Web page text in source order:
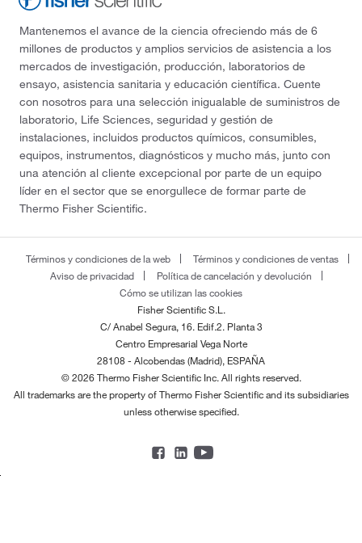
Mantenemos el avance de la ciencia ofreciendo más de 6
millones de productos y amplios servicios de asistencia a los
mercados de investigación, producción, laboratorios de
ensayo, asistencia sanitaria y educación científica. Cuente
con nosotros para una selección inigualable de suministros de
laboratorio, Life Sciences, seguridad y gestión de
instalaciones, incluidos productos químicos, consumibles,
equipos, instrumentos, diagnósticos y mucho más, junto con
una atención al cliente excepcional por parte de un equipo
líder en el sector que se enorgullece de formar parte de
Thermo Fisher Scientific.
Términos y condiciones de la web
Términos y condiciones de ventas
Aviso de privacidad
Política de cancelación y devolución
Cómo se utilizan las cookies
Fisher Scientific S.L.
C/ Anabel Segura, 16. Edif.2. Planta 3
Centro Empresarial Vega Norte
28108 - Alcobendas (Madrid), ESPAÑA
© 2026 Thermo Fisher Scientific Inc. All rights reserved.
All trademarks are the property of Thermo Fisher Scientific and its subsidiaries
unless otherwise specified.